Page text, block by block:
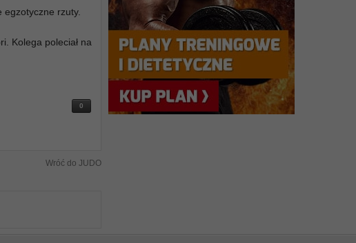
rzuty.
Kolega poleciał na
0
Wróć do JUDO